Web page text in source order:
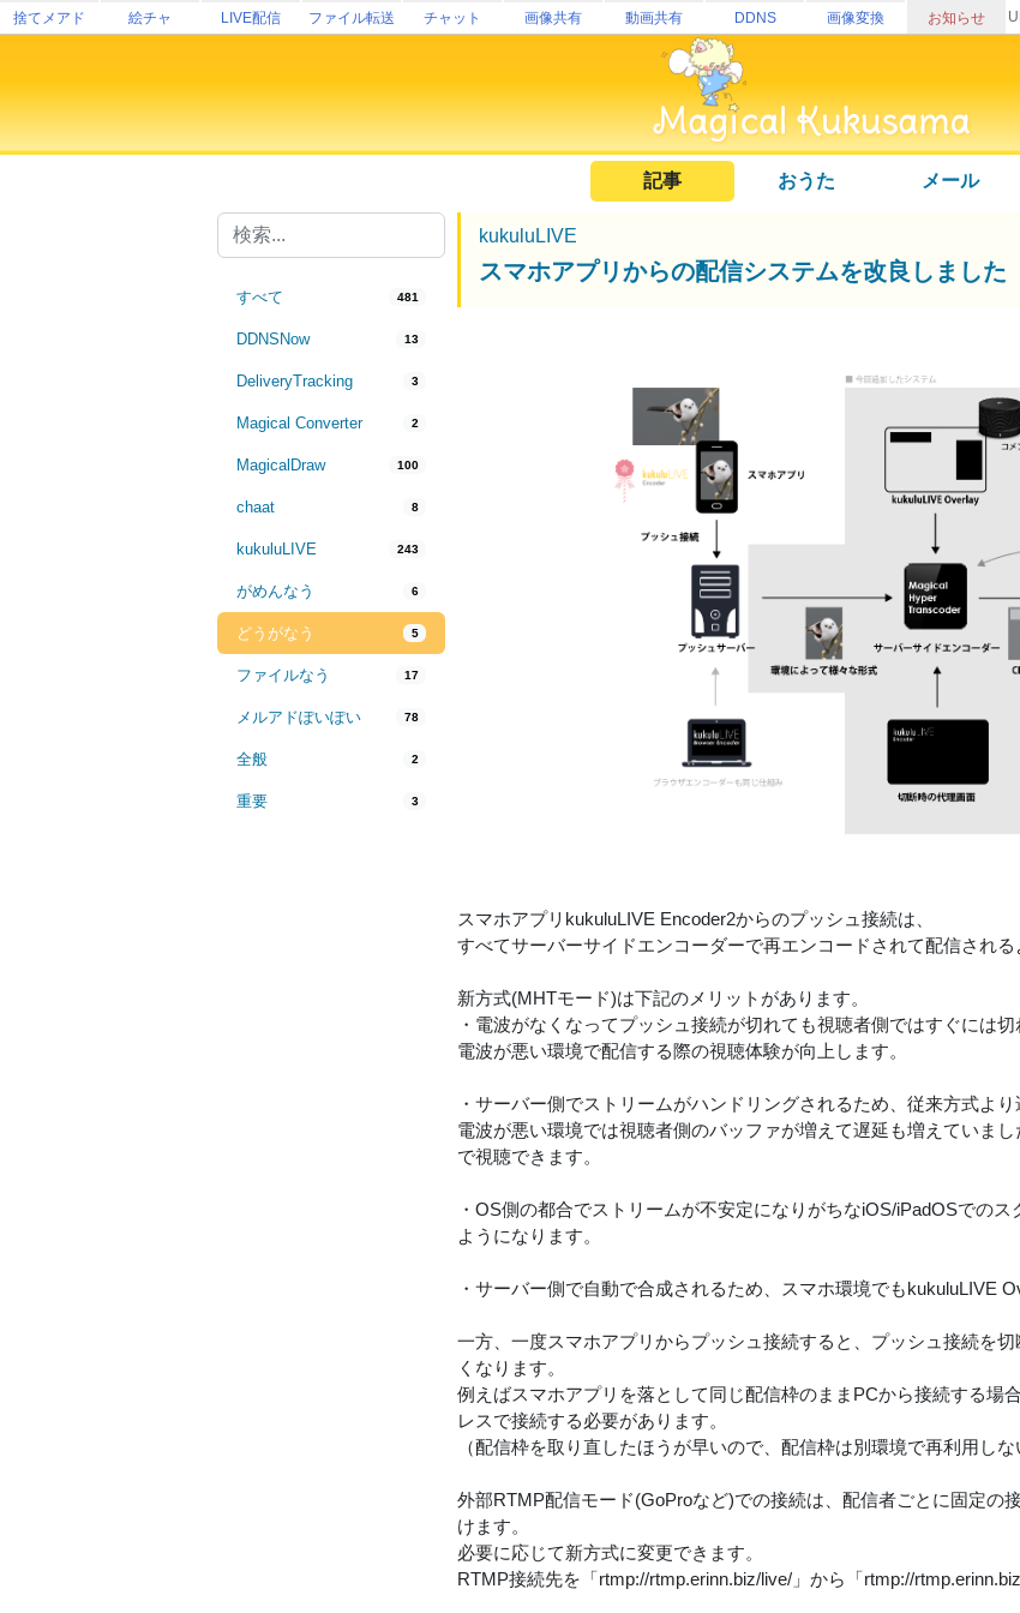
捨てメアド 絵チャ LIVE配信 ファイル転送 チャット 画像共有 動画共有 DDNS 画像変換 お知らせ
記事 おうた メール
すべて 481
DDNSNow 13
DeliveryTracking 3
Magical Converter 2
MagicalDraw 100
chaat 8
kukuluLIVE 243
がめんなう 6
どうがなう 5
ファイルなう 17
メルアドぽいぽい 78
全般 2
重要 3
kukuluLIVE
スマホアプリからの配信システムを改良しました
スマホアプリkukuluLIVE Encoder2からのプッシュ接続は、
すべてサーバーサイドエンコーダーで再エンコードされて配信される
新方式(MHTモード)は下記のメリットがあります。
・電波がなくなってプッシュ接続が切れても視聴者側ではすぐには
電波が悪い環境で配信する際の視聴体験が向上します。
・サーバー側でストリームがハンドリングされるため、従来方式より
電波が悪い環境では視聴者側のバッファが増えて遅延も増えていま
で視聴できます。
・OS側の都合でストリームが不安定になりがちなiOS/iPadOSでの
ようになります。
・サーバー側で自動で合成されるため、スマホ環境でもkukuluLIVE
一方、一度スマホアプリからプッシュ接続すると、プッシュ接続を
くなります。
例えばスマホアプリを落として同じ配信枠のままPCから接続する場
レスで接続する必要があります。
（配信枠を取り直したほうが早いので、配信枠は別環境で再利用しな
外部RTMP配信モード(GoProなど)での接続は、配信者ごとに固定の
けます。
必要に応じて新方式に変更できます。
RTMP接続先を「rtmp://rtmp.erinn.biz/live/」から「rtmp://